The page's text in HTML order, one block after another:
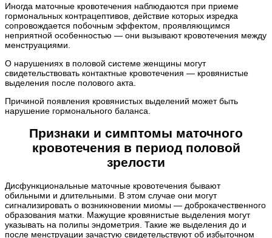
Иногда маточные кровотечения наблюдаются при приеме
гормональных контрацептивов, действие которых изредка
сопровождается побочным эффектом, проявляющимся
неприятной особенностью — они вызывают кровотечения между
менструациями.
О нарушениях в половой системе женщины могут
свидетельствовать контактные кровотечения — кровянистые
выделения после полового акта.
Причиной появления кровянистых выделений может быть
нарушение гормонального баланса.
Признаки и симптомы маточного
кровотечения в период половой
зрелости
Дисфункциональные маточные кровотечения бывают
обильными и длительными. В этом случае они могут
сигнализировать о возникновении миомы — доброкачественного
образования матки. Мажущие кровянистые выделения могут
указывать на полипы эндометрия. Такие же выделения до и
после менструации зачастую свидетельствуют об избыточном